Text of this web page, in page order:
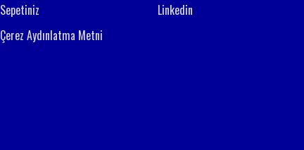
Sepetiniz
Çerez Aydınlatma Metni
Linkedin